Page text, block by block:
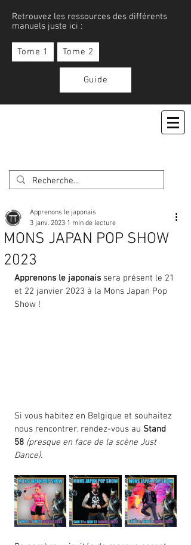
Retrouvez les ressources des différents
manuels juste ici :
Tome 1 Tome 2
Guide
MONS JAPAN POP SHOW
2023
Apprenons le japonais
3 janv. 2023 1 min de lecture
Apprenons le japonais sera présent le 21
et 22 janvier 2023 à la Mons Japan Pop
Show !
Si vous habitez en Belgique et souhaitez
nous rencontrer, rendez-vous au Stand
58 (presque en face de la scène Just
Dance).